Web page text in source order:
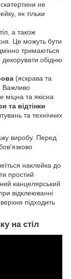
не
як тільки
а також
Це можуть бути
тримаються
обідню
(яскрава та
Важливо
міцна та якісна
та відтінки
та технічних
виробу. Перед
наклейка до
простий
канцелярський
відклеюванні
підходить
на стіл